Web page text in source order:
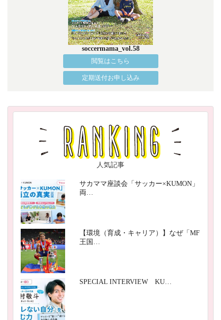
soccermama_vol.58
閲覧はこちら
定期送付お申し込み
人気記事
サカママ座談会「サッカー×KUMON」
両…
【環境（育成・キャリア）】なぜ「MF
王国…
SPECIAL INTERVIEW KU…